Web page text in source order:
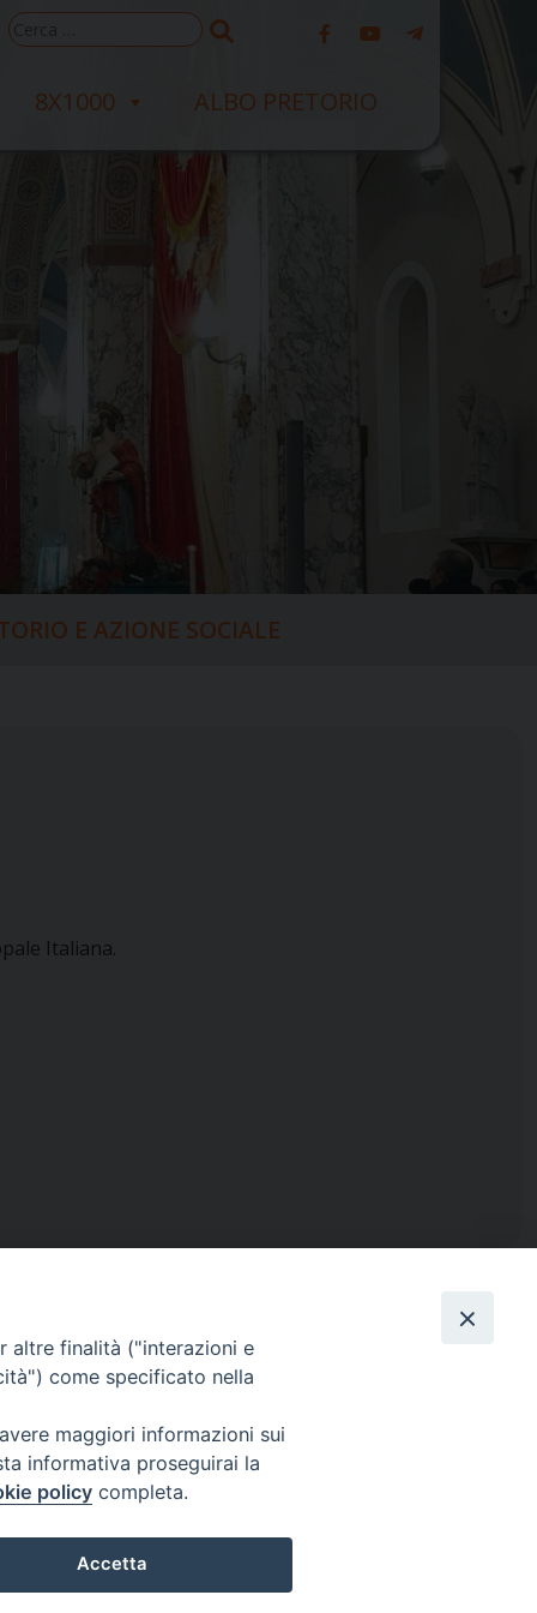
Ricerca
per:
8X1000 ALBO PRETORIO
E AZIONE SOCIALE
Italiana.
RENDICONTO 8X1000
altre finalità ("interazioni e
come specificato nella
maggiori informazioni sui
informativa proseguirai la
policy completa.
Accetta